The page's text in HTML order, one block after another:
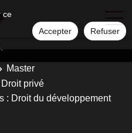
ce
Accepter Refuser
Master
Droit privé
: Droit du développement